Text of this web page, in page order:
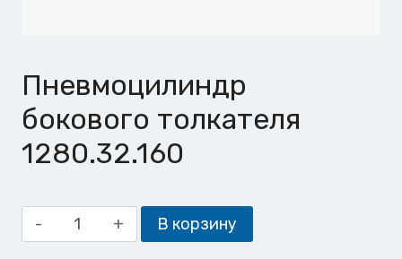
Пневмоцилиндр
бокового толкателя
1280.32.160
Количество
товара
В корзину